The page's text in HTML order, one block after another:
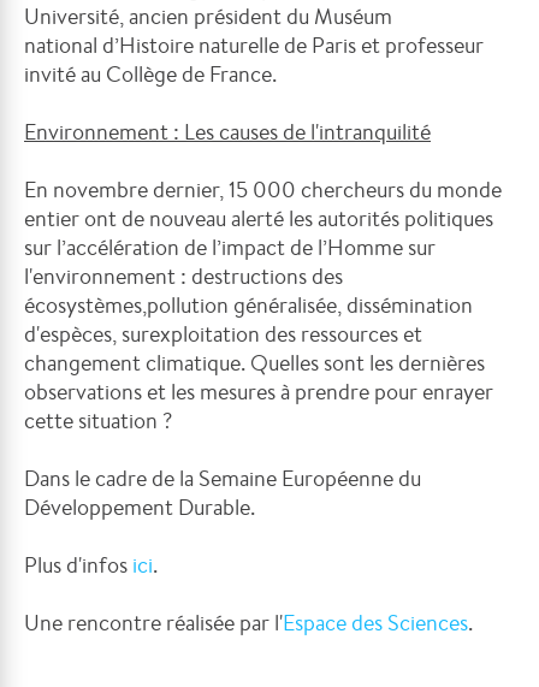
Université, ancien président du Muséum
national d’Histoire naturelle de Paris et professeur
invité au Collège de France.
Environnement : Les causes de l'intranquilité
En novembre dernier, 15 000 chercheurs du monde
entier ont de nouveau alerté les autorités politiques
sur l’accélération de l’impact de l’Homme sur
l'environnement : destructions des
écosystèmes,pollution généralisée, dissémination
d'espèces, surexploitation des ressources et
changement climatique. Quelles sont les dernières
observations et les mesures à prendre pour enrayer
cette situation ?
Dans le cadre de la Semaine Européenne du
Développement Durable.
Plus d'infos ici.
Une rencontre réalisée par l'Espace des Sciences.